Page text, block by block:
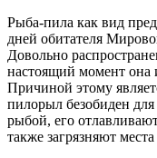
Рыба-пила как вид
дней обитателя
Довольно
настоящий момент она
Причиной этому
пилорыл безобиден
рыбой, его
также загрязняют